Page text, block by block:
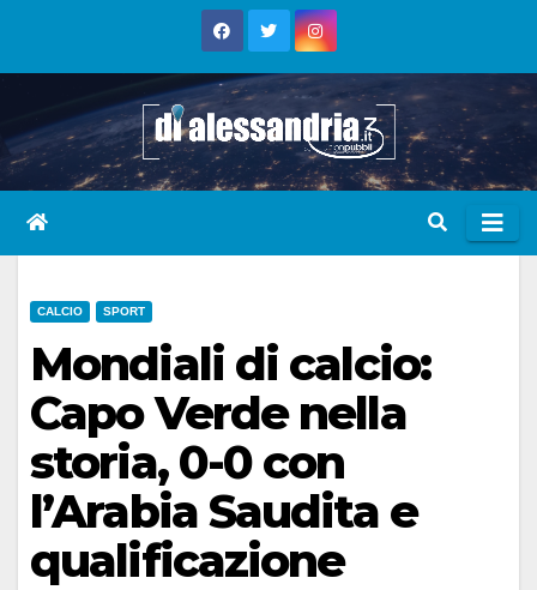
CALCIO SPORT
Mondiali di calcio:
Capo Verde nella
storia, 0-0 con
l’Arabia Saudita e
qualificazione